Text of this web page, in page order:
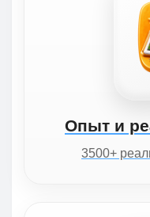
Опыт и
3500+